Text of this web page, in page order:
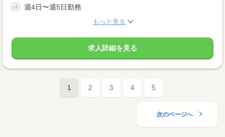
週4日〜週5日勤務
もっと見る
求人詳細を見る
1 2 3 4 5
次のページへ